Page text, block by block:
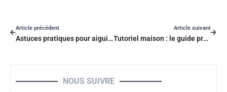
Article précédent
Astuces pratiques pour aiguiser efficacement votre sécateur
Article suivant
Tutoriel maison : le guide pratique pour couper du carrelage sans carrelette.
NOUS SUIVRE